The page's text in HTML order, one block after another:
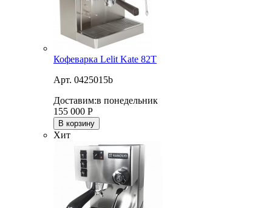
Кофеварка Lelit Kate 82T
Арт. 0425015b
Доставим:в понедельник
155 000 Р
В корзину
Хит